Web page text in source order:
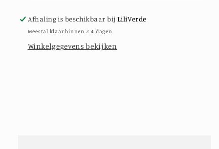
wikkeldraad,
ijzerdraad,
kleurig,
wikkeldraad,
ijzerdraad,
kleurig,
Afhaling is beschikbaar bij LiliVerde
Meestal klaar binnen 2-4 dagen
Winkelgegevens bekijken